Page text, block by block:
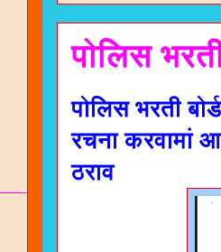
पोलिस
पोलिस भरती
रचना करवामां
ठराव